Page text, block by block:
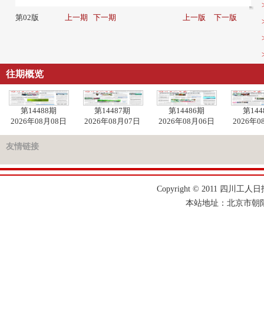
第02版 上一期 下一期 上一版 下一版
往期概览
第14488期
2026年08月08日
第14487期
2026年08月07日
第14486期
2026年08月06日
第
2026年
友情链接
Copyright © 2011 四川工人
本站地址：北京市